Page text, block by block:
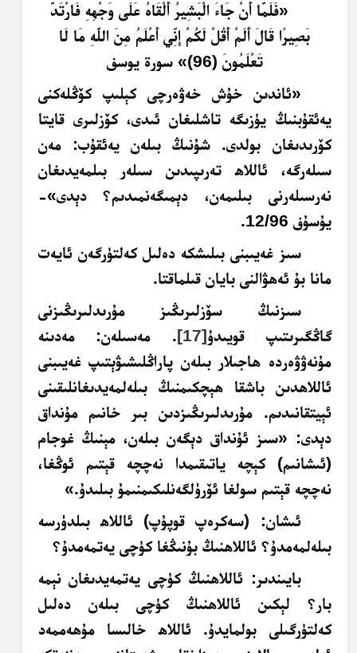
«فَلَمَّا أَنْ جَاءَ الْبَشِيرُ أَلْقَاهُ عَلَى وَجْهِهِ فَارْتَدَّ
بَصِيرًا قَالَ أَلَمْ أَقُلْ لَكُمْ إِنِّي أَعْلَمُ مِنَ اللَّهِ مَا لَا
تَعْلَمُونَ (96)
»سورة يوسف
«ئاندىن خۇش خەۋەرچى كېلىپ كۆڭلەكنى
يەئقۇبنىڭ يۈزىگە تاشلىغان ئىدى، كۆزلىرى قايتا
كۆرىدىغان بولدى. شۇنىڭ بىلەن يەئقۇب: مەن
سىلەرگە، ئاللاھ تەرىپىدىن سىلەر بىلمەيدىغان
نەرسىلەرنى بىلىمەن، دېمىگەنمىدىم؟ دېدى»-
يۇسۇف 12/96.
سىز غەيىبنى بىلىشكە دەلىل كەلتۈرگەن ئايەت
مانا بۇ ئەھۋالنى بايان قىلماقتا.
سىزنىڭ سۆزلىرىڭىز مۇرىدلىرىڭىزنى
گاڭگىرىتىپ قويىدۇ[17]. مەسىلەن: مەدىنە
مۇنەۋۋەردە ھاجىلار بىلەن پاراڭلىشىۋېتىپ غەيىبنى
ئاللاھدىن باشقا ھېچكىمنىڭ بىلەلمەيدىغانلىقىنى
ئېيتقانىدىم. مۇرىدلىرىڭىزدىن بىر خانىم مۇنداق
دېدى: «سىز ئۇنداق دېگەن بىلەن، مېنىڭ غوجام
(ئىشانىم) كېچە ياتىقىمدا نەچچە قېتىم ئوڭغا،
نەچچە قېتىم سولغا ئۆرۈلگەنلىكىمنىمۇ بىلىدۇ.»
ئىشان: (سەكرەپ قوپۇپ) ئاللاھ بىلدۈرسە
بىلەلمەمدۇ؟ ئاللاھنىڭ بۇنىڭغا كۈچى يەتمەمدۇ؟
بايىندىر: ئاللاھنىڭ كۈچى يەتمەيدىغان نېمە
بار؟ لېكىن ئاللاھنىڭ كۈچى بىلەن دەلىل
كەلتۈرگىلى بولمايدۇ. ئاللاھ خالىسا مۇھەممەد